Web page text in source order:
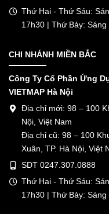
Thứ Hai - Thứ Sáu:
17h30 | Thứ Bảy:
CHI NHÁNH MIỀN BẮC
Công Ty Cổ Phần Ứng
VIETMAP Hà Nội
Địa chỉ mới: 98 – 100
Nội, Việt Nam
Địa chỉ cũ: 98 – 100
Xuân, TP. Hà Nội, Việt
SDT 0247.307.0888
Thứ Hai - Thứ Sáu:
17h30 | Thứ Bảy: